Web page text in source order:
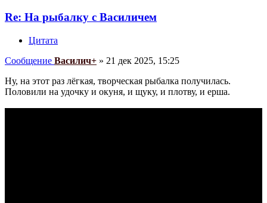
Re: На рыбалку с Василичем
Цитата
Сообщение Василич+ » 21 дек 2025, 15:25
Ну, на этот раз лёгкая, творческая рыбалка получилась.
Половили на удочку и окуня, и щуку, и плотву, и ерша.